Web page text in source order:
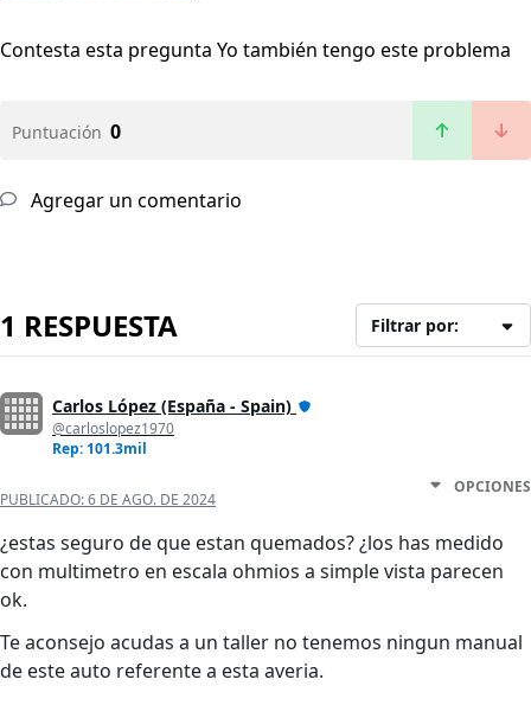
Contesta esta pregunta Yo también tengo este problema
Puntuación 0
Agregar un comentario
1 RESPUESTA Filtrar por:
Carlos López (España - Spain)
@carloslopez1970
Rep: 101.3mil
PUBLICADO:6 DE AGO. DE 2024
OPCIONES
¿estas seguro de que estan quemados? ¿los has medido
con multimetro en escala ohmios a simple vista parecen
ok.
Te aconsejo acudas a un taller no tenemos ningun manual
de este auto referente a esta averia.